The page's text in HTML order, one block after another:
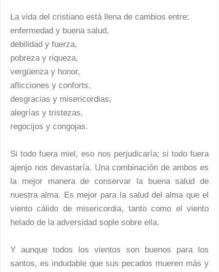
La vida del cristiano está llena de cambios entre:
enfermedad y buena salud,
debilidad y fuerza,
pobreza y riqueza,
vergüenza y honor,
aflicciones y conforts,
desgracias y misericordias,
alegrías y tristezas,
regocijos y congojas.
Si todo fuera miel, eso nos perjudicaría; si todo fuera
ajenjo nos devastaría. Una combinación de ambos es
la mejor manera de conservar la buena salud de
nuestra alma. Es mejor para la salud del alma que el
viento cálido de misericordia, tanto como el viento
helado de la adversidad sople sobre ella.
Y aunque todos los vientos son buenos para los
santos, es indudable que sus pecados mueren más y